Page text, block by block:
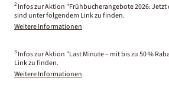
2 Infos zur Aktion "Frühbucherangebote 2026: Jetzt
sind unter folgendem Link zu finden.
Weitere Informationen
3 Infos zur Aktion "Last Minute – mit bis zu 50 %
Link zu finden.
Weitere Informationen